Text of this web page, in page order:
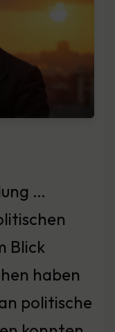
…
Blick
haben
politische